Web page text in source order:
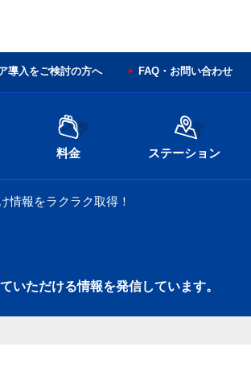
導入をご検討の方へ FAQ・お問い合わせ
料金 ステーション
情報をラクラク取得！
いただける情報を発信しています。